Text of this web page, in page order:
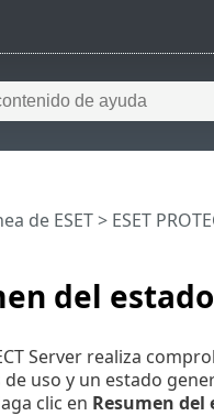
del estado
de ESET> ESET
Server realiza
uso y un estado
clic en Resumen del